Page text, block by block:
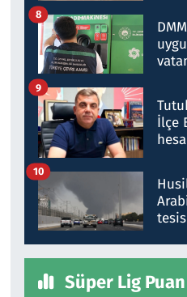
8
İlçe
9
10
Süper Lig